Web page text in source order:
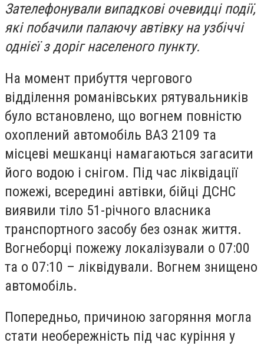
Зателефонували випадкові очевидці події,
які побачили палаючу автівку на узбіччі
однієї з доріг населеного пункту.
На момент прибуття чергового
відділення романівських рятувальників
було встановлено, що вогнем повністю
охоплений автомобіль ВАЗ 2109 та
місцеві мешканці намагаються загасити
його водою і снігом. Під час ліквідації
пожежі, всередині автівки, бійці ДСНС
виявили тіло 51-річного власника
транспортного засобу без ознак життя.
Вогнеборці пожежу локалізували о 07:00
та о 07:10 – ліквідували. Вогнем знищено
автомобіль.
Попередньо, причиною загоряння могла
стати необережність під час куріння у